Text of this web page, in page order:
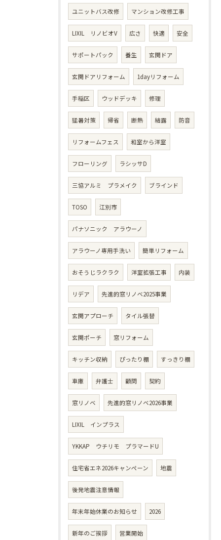
ユニットバス改修 マンション改修工事
LIXIL リノビオV 広さ 快適 安全
サポートパック 養生 玄関ドア
玄関ドアリフォーム 1dayリフォーム
手稲区 ウッドデッキ 修理
猛暑対策 帰省 断熱 結露 防音
リフォームフェス 和室から洋室
フローリング ラシッサD
三協アルミ プラメイク ブラインド
TOSO 江別市
パナソニック アラウーノ
アラウーノ専用手洗い 簡単リフォーム
おそうじラクラク 洋室拡張工事 内装
リデア 先進的窓リノベ2025事業
玄関アプローチ タイル張替
玄関ポーチ 窓リフォーム
キッチン収納 ぴったり棚 すっきり棚
車庫 弁護士 顧問 契約
窓リノベ 先進的窓リノベ2026事業
LIXIL インプラス
YKKAP ウチリモ プラマードU
住宅省エネ2026キャンペーン 地震
後発地震注意情報
年末年始休業のお知らせ 2026
新年のご挨拶 営業開始